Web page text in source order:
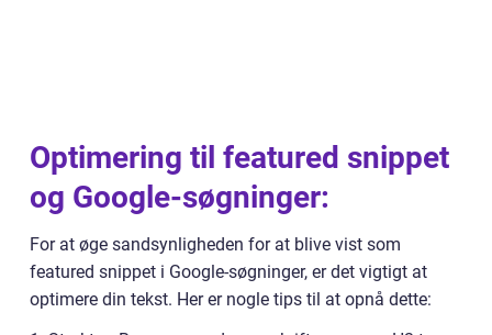
Optimering til featured snippet
og Google-søgninger:
For at øge sandsynligheden for at blive vist som
featured snippet i Google-søgninger, er det vigtigt at
optimere din tekst. Her er nogle tips til at opnå dette: